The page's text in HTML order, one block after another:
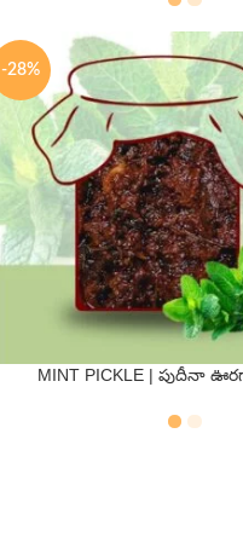
-28%
QTY
MINT PICKLE | పుదీనా